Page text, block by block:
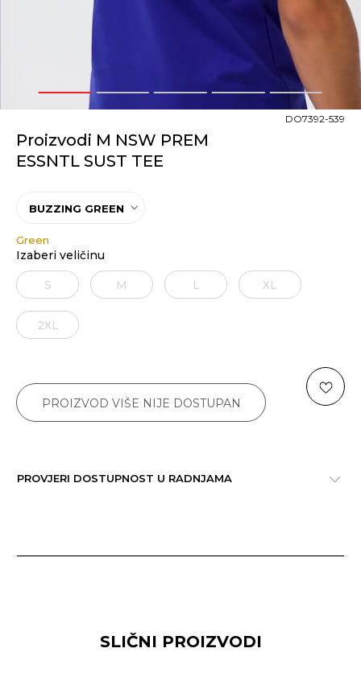
1 2 3 4 5
Proizvodi M NSW PREM
ESSNTL SUST TEE
DO7392-539
BUZZING GREEN
Green
Izaberi veličinu
S M L XL
2XL
PROIZVOD VIŠE NIJE DOSTUPAN
PROVJERI DOSTUPNOST U RADNJAMA
SLIČNI PROIZVODI